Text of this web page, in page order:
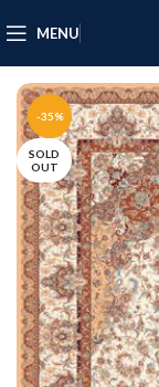
MENU
-35%
SOLD
OUT